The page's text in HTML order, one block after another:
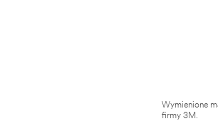
Wymienione
firmy 3M.